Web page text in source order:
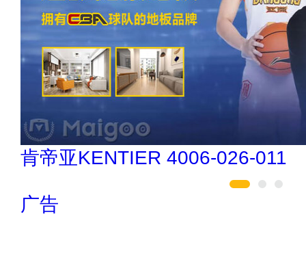
索邦管Suban 021-5718000
广告